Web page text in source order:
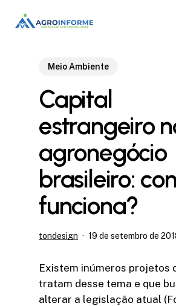
Meio Ambiente
Capital
estrangeiro
agronegócio
brasileiro:
funciona?
tondesign 19 de setembro de
Existem inúmeros projetos
tratam desse tema e que
alterar a legislação atual